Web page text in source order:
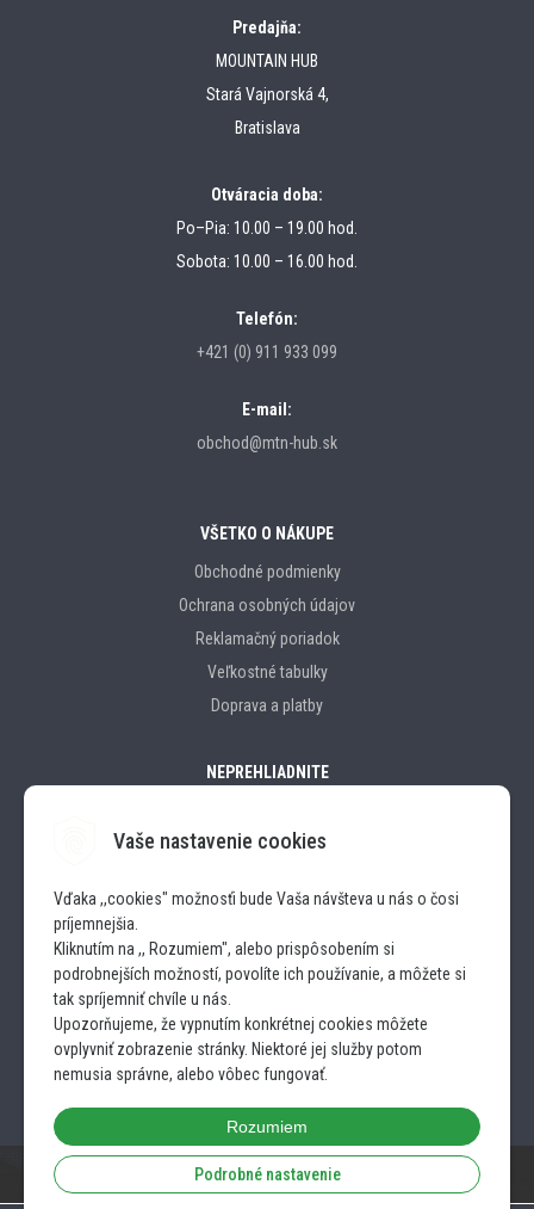
Vaše nastavenie cookies
Vďaka ,,cookies" možnosťi bude Vaša návšteva u nás o čosi
príjemnejšia.
Kliknutím na ,, Rozumiem", alebo prispôsobením si
podrobnejších možností, povolíte ich používanie, a môžete si
tak spríjemniť chvíle u nás.
Upozorňujeme, že vypnutím konkrétnej cookies môžete
ovplyvniť zobrazenie stránky. Niektoré jej služby potom
nemusia správne, alebo vôbec fungovať.
Rozumiem
Podrobné nastavenie
Predajňa:
MOUNTAIN HUB
Stará Vajnorská 4,
Bratislava
Otváracia doba:
Po–Pia: 10.00 – 19.00 hod.
Sobota: 10.00 – 16.00 hod.
Telefón:
+421 (0) 911 933 099
E-mail:
obchod@mtn-hub.sk
VŠETKO O NÁKUPE
Obchodné podmienky
Ochrana osobných údajov
Reklamačný poriadok
Veľkostné tabulky
Doprava a platby
NEPREHLIADNITE
INSTAGRAM
FACEBOOK